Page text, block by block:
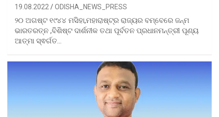
19.08.2022 ODISHA_NEWS_PRESS
୨୦ ଅଗଷ୍ଟ ୧୯୪୪ ମସିହା,ମହାରାଷ୍ଟ୍ର ରାଜ୍ୟର ବମ୍ବେରେ ଜନ୍ମ
ଭାରତରତ୍ନ ,ବିଶିଷ୍ଟ ଦାର୍ଶନୀକ ତଥା ପୂର୍ବତନ ପ୍ରଧାନମନ୍ତ୍ରୀ ପୂଣ୍ୟ
ଆତ୍ମା ସ୍ଵର୍ଗତ…